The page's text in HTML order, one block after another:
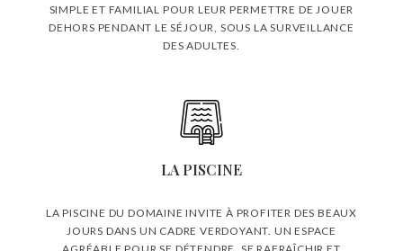
SIMPLE ET FAMILIAL POUR LEUR PERMETTRE DE JOUER
DEHORS PENDANT LE SÉJOUR, SOUS LA SURVEILLANCE
DES ADULTES.
LA PISCINE
LA PISCINE DU DOMAINE INVITE À PROFITER DES BEAUX
JOURS DANS UN CADRE VERDOYANT. UN ESPACE